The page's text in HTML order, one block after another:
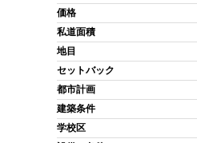
価格
私道面積
地目
セットバック
都市計画
建築条件
学校区